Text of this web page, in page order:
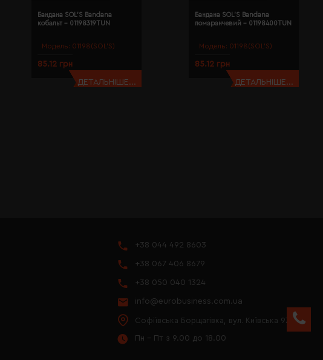
Модель: 01198(SOL’S)
Бандана SOL'S Bandana
кобальт - 01198319TUN
85.12 грн
ДЕТАЛЬНІШЕ...
Модель: 01198(SOL’S)
Бандана SOL'S Bandana
помаранчевий - 01198400TUN
85.12 грн
ДЕТАЛЬНІШЕ...
+38 044 492 8603
+38 067 406 8679
+38 050 040 1324
info@eurobusiness.com.ua
Софіївська Борщагівка, вул. Київська 97
Пн - Пт з 9.00 до 18.00